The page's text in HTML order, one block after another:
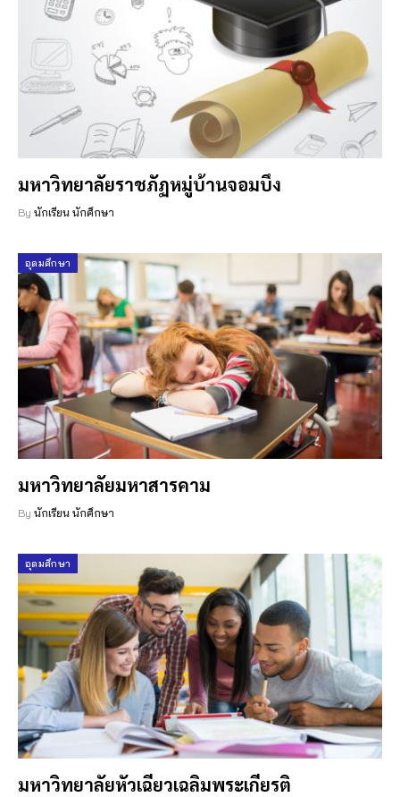
มหาวิทยาลัยราชภัฏหมู่บ้านจอมบึง
By นักเรียน นักศึกษา
อุดมศึกษา
มหาวิทยาลัยมหาสารคาม
By นักเรียน นักศึกษา
อุดมศึกษา
มหาวิทยาลัยหัวเฉียวเฉลิมพระเกียรติ